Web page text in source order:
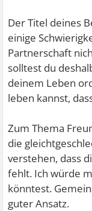
Der Titel deines
einige
Partnerschaft
solltest du
deinem Leben
leben kannst,
Zum Thema
die
verstehen, dass
fehlt. Ich würde
könntest.
guter Ansatz.